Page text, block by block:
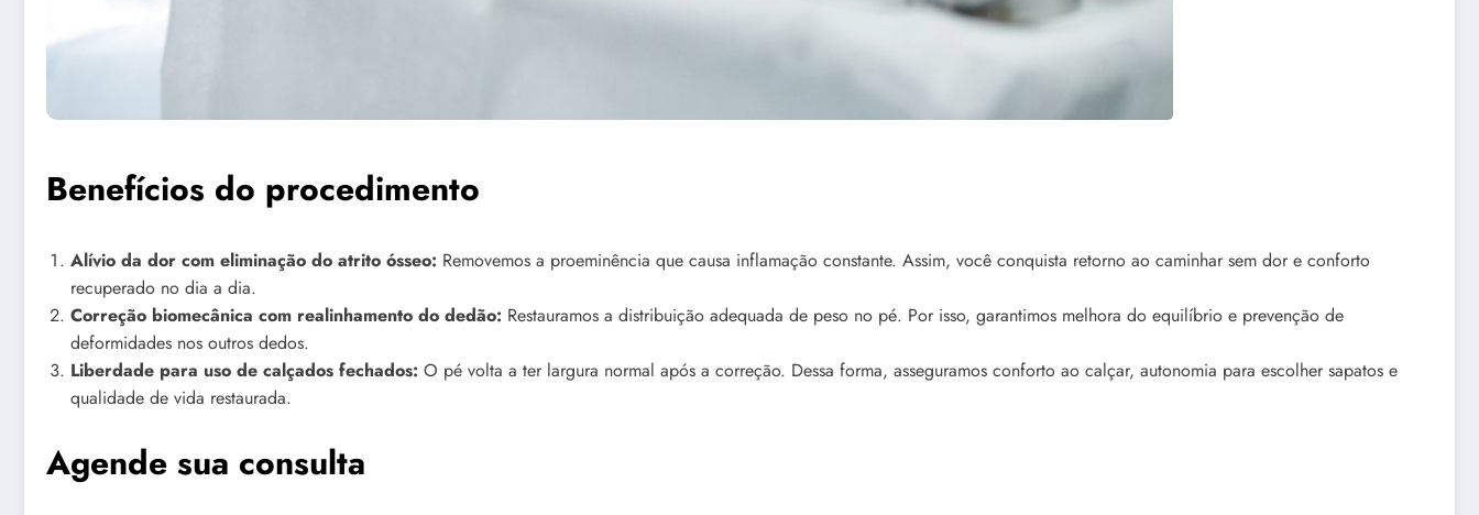
Benefícios do procedimento
Alívio da dor com eliminação do atrito ósseo: Removemos a proeminência que causa inflamação constante. Assim, você conquista retorno ao caminhar sem dor e conforto
recuperado no dia a dia.
Correção biomecânica com realinhamento do dedão: Restauramos a distribuição adequada de peso no pé. Por isso, garantimos melhora do equilíbrio e prevenção de
deformidades nos outros dedos.
Liberdade para uso de calçados fechados: O pé volta a ter largura normal após a correção. Dessa forma, asseguramos conforto ao calçar, autonomia para escolher sapatos e
qualidade de vida restaurada.
Agende sua consulta